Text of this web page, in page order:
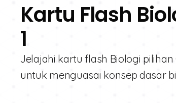
Kartu Flash
1
Jelajahi kartu flash Biologi
untuk menguasai konsep dasar